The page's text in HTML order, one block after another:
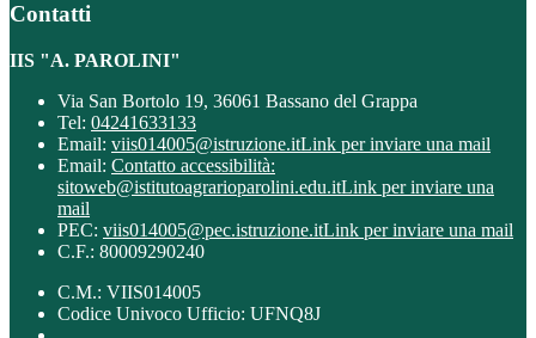
Contatti
IIS "A. PAROLINI"
Via San Bortolo 19, 36061 Bassano del Grappa
Tel: 04241633133
Email: viis014005@istruzione.itLink per inviare una mail
Email: Contatto accessibilità:
sitoweb@istitutoagrarioparolini.edu.itLink per inviare una
mail
PEC: viis014005@pec.istruzione.itLink per inviare una mail
C.F.: 80009290240
C.M.: VIIS014005
Codice Univoco Ufficio: UFNQ8J